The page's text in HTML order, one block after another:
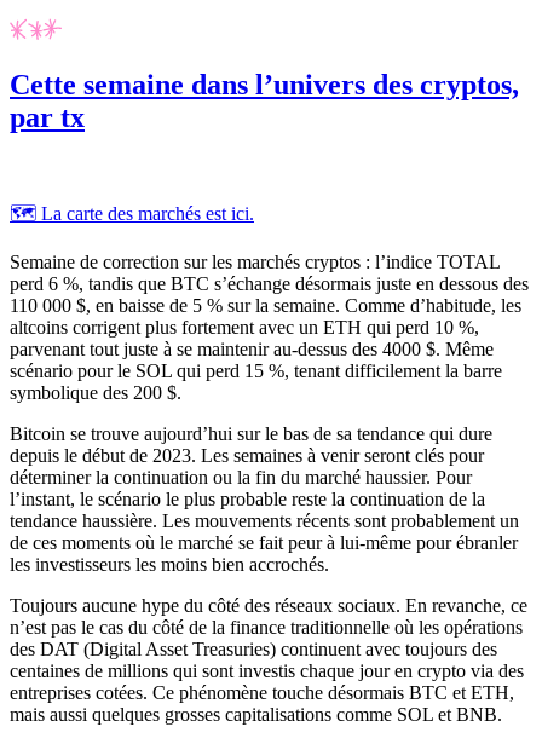
Cette semaine dans l’univers des cryptos,
par tx
🗺️ La carte des marchés est ici.
Semaine de correction sur les marchés cryptos : l’indice TOTAL
perd 6 %, tandis que BTC s’échange désormais juste en dessous des
110 000 $, en baisse de 5 % sur la semaine. Comme d’habitude, les
altcoins corrigent plus fortement avec un ETH qui perd 10 %,
parvenant tout juste à se maintenir au-dessus des 4000 $. Même
scénario pour le SOL qui perd 15 %, tenant difficilement la barre
symbolique des 200 $.
Bitcoin se trouve aujourd’hui sur le bas de sa tendance qui dure
depuis le début de 2023. Les semaines à venir seront clés pour
déterminer la continuation ou la fin du marché haussier. Pour
l’instant, le scénario le plus probable reste la continuation de la
tendance haussière. Les mouvements récents sont probablement un
de ces moments où le marché se fait peur à lui-même pour ébranler
les investisseurs les moins bien accrochés.
Toujours aucune hype du côté des réseaux sociaux. En revanche, ce
n’est pas le cas du côté de la finance traditionnelle où les opérations
des DAT (Digital Asset Treasuries) continuent avec toujours des
centaines de millions qui sont investis chaque jour en crypto via des
entreprises cotées. Ce phénomène touche désormais BTC et ETH,
mais aussi quelques grosses capitalisations comme SOL et BNB.